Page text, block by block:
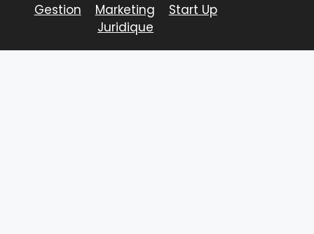
Gestion
Marketing
Start Up
Juridique